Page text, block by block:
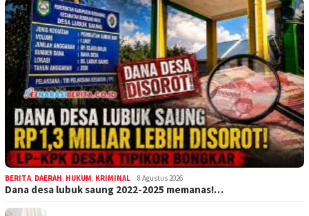
BERITA DAERAH HUKUM KRIMINAL 8 Agustus 2026
Dana desa lubuk saung 2022-2025 memanas!…